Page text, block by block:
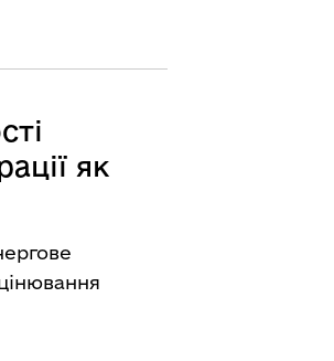
як